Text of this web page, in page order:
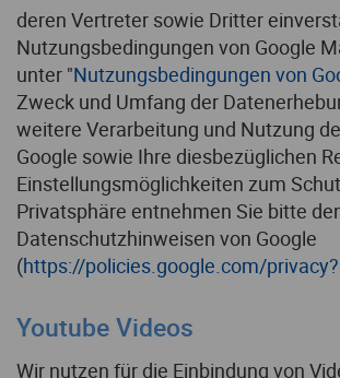
deren Vertreter sowie Dritter
Nutzungsbedingungen von Google
unter "Nutzungsbedingungen von
Zweck und Umfang der
weitere Verarbeitung und Nutzung
Google sowie Ihre diesbezüglichen
Einstellungsmöglichkeiten zum
Privatsphäre entnehmen Sie bitte
Datenschutzhinweisen von Google
(https://policies.google.com/
Youtube Videos
Wir nutzen für die Einbindung von